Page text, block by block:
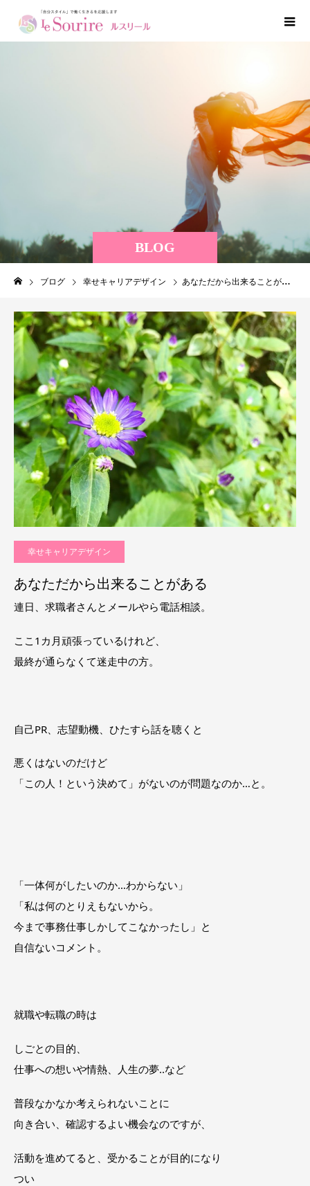
BLOG
ブログ 幸せキャリアデザイン あなただから出来ることがある
幸せキャリアデザイン
あなただから出来ることがある
連日、求職者さんとメールやら電話相談。
ここ1カ月頑張っているけれど、
最終が通らなくて迷走中の方。
自己PR、志望動機、ひたすら話を聴くと
悪くはないのだけど
「この人！という決めて」がないのが問題なのか…と。
「一体何がしたいのか…わからない」
「私は何のとりえもないから。
今まで事務仕事しかしてこなかったし」と
自信ないコメント。
就職や転職の時は
しごとの目的、
仕事への想いや情熱、人生の夢‥など
普段なかなか考えられないことに
向き合い、確認するよい機会なのですが、
活動を進めてると、受かることが目的になり
つい